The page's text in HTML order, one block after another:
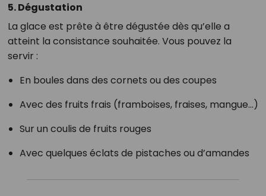
5. Dégustation
La glace est prête à être dégustée dès qu’elle a
atteint la consistance souhaitée. Vous pouvez la
servir :
En boules dans des cornets ou des coupes
Avec des fruits frais (framboises, fraises, mangue…)
Sur un coulis de fruits rouges
Avec quelques éclats de pistaches ou d’amandes